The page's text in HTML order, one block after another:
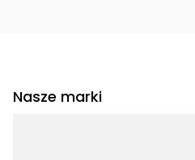
Nasze marki